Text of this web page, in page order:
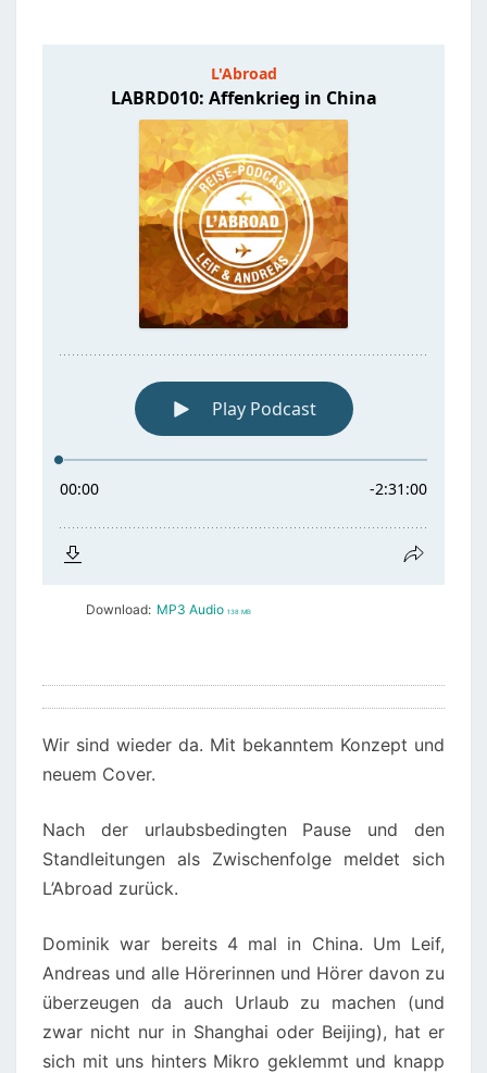
Download: MP3 Audio 138 MB
Wir sind wieder da. Mit bekanntem Konzept und
neuem Cover.
Nach der urlaubsbedingten Pause und den
Standleitungen als Zwischenfolge meldet sich
L’Abroad zurück.
Dominik war bereits 4 mal in China. Um Leif,
Andreas und alle Hörerinnen und Hörer davon zu
überzeugen da auch Urlaub zu machen (und
zwar nicht nur in Shanghai oder Beijing), hat er
sich mit uns hinters Mikro geklemmt und knapp